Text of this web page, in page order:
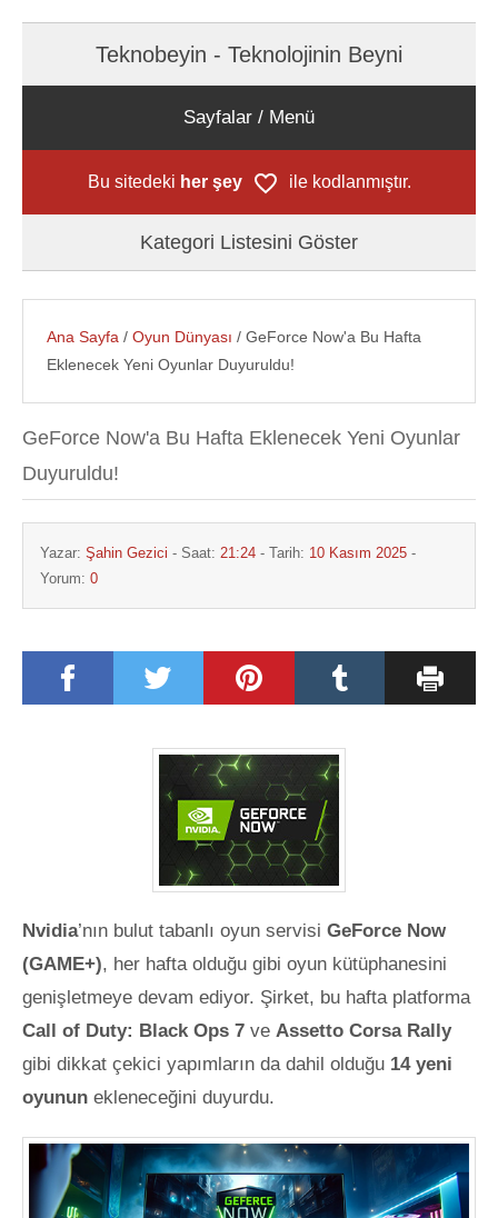
Teknobeyin - Teknolojinin Beyni
Sayfalar / Menü
Bu sitedeki her şey ile kodlanmıştır.
Kategori Listesini Göster
Ana Sayfa /Oyun Dünyası / GeForce Now'a Bu Hafta
Eklenecek Yeni Oyunlar Duyuruldu!
GeForce Now'a Bu Hafta Eklenecek Yeni Oyunlar
Duyuruldu!
Yazar: Şahin Gezici - Saat: 21:24 - Tarih: 10 Kasım 2025 -
Yorum: 0
Nvidia’nın bulut tabanlı oyun servisi GeForce Now
(GAME+), her hafta olduğu gibi oyun kütüphanesini
genişletmeye devam ediyor. Şirket, bu hafta platforma
Call of Duty: Black Ops 7 ve Assetto Corsa Rally
gibi dikkat çekici yapımların da dahil olduğu 14 yeni
oyunun ekleneceğini duyurdu.